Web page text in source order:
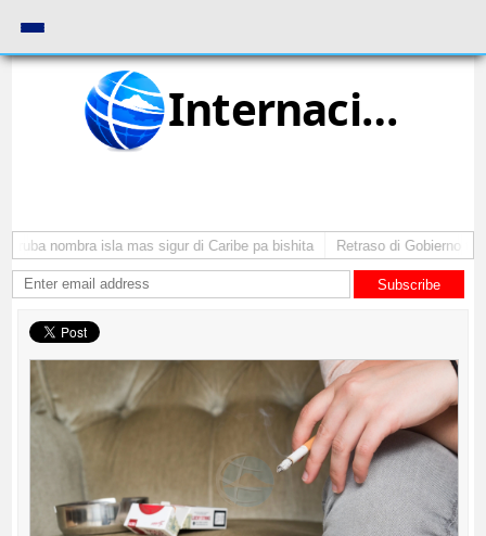
Internacional
nombra isla mas sigur di Caribe pa bishita Retraso di Gobierno ta
Subscribe